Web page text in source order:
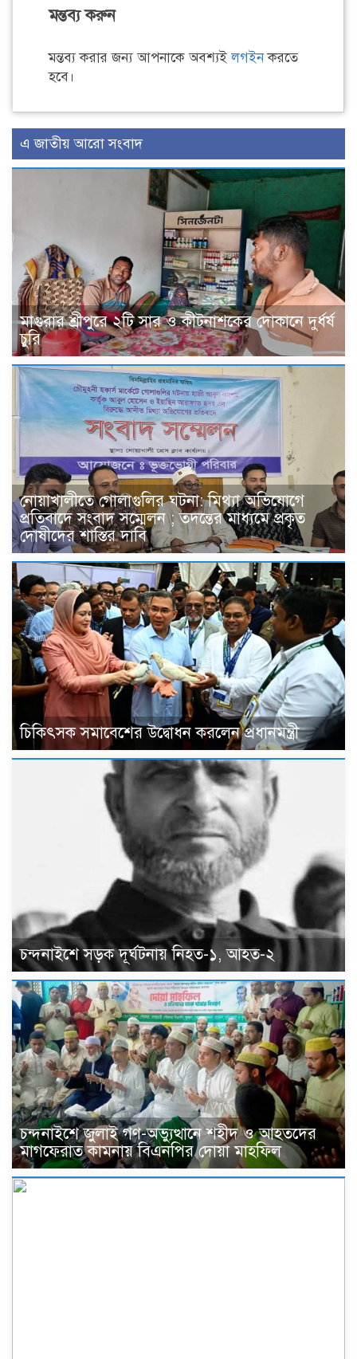
মন্তব্য করুন
মন্তব্য করার জন্য আপনাকে অবশ্যইলগইনকরতে
হবে।
এ জাতীয় আরো সংবাদ
মাগুরার শ্রীপুরে ২টি সার ও কীটনাশকের দোকানে দুর্ধর্ষ
চুরি
নোয়াখালীতে গোলাগুলির ঘটনা: মিথ্যা অভিযোগে
প্রতিবাদে সংবাদ সম্মেলন ; তদন্তের মাধ্যমে প্রকৃত
দোষীদের শাস্তির দাবি
চিকিৎসক সমাবেশের উদ্বোধন করলেন প্রধানমন্ত্রী
চন্দনাইশে সড়ক দূর্ঘটনায় নিহত-১, আহত-২
চন্দনাইশে জুলাই গণ-অভ্যুত্থানে শহীদ ও আহতদের
মাগফেরাত কামনায় বিএনপির দোয়া মাহফিল